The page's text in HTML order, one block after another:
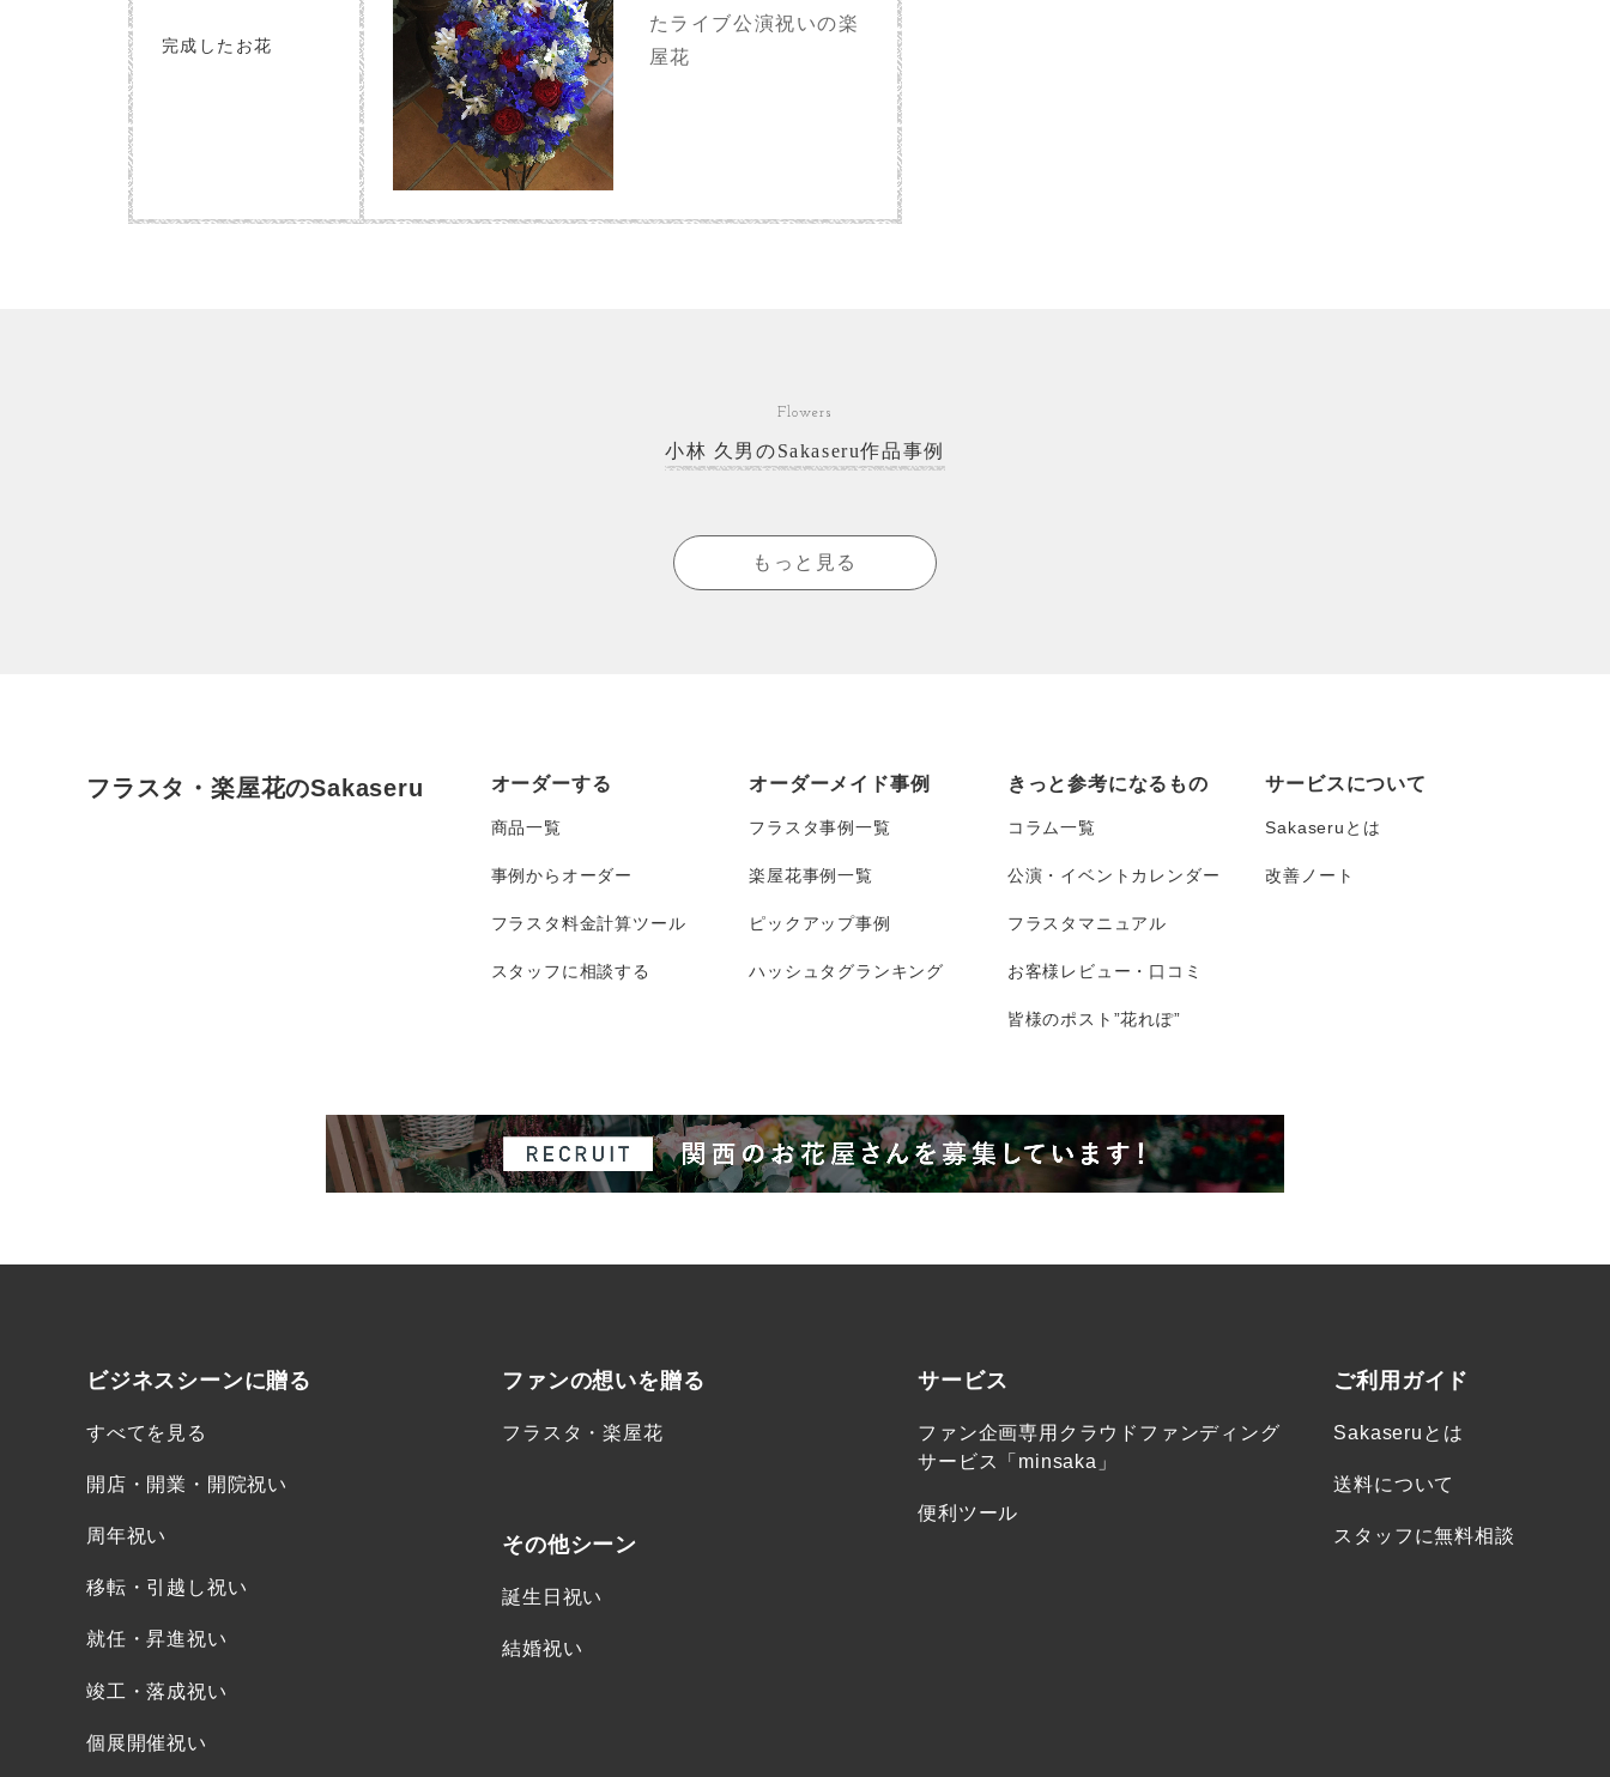
完成したお花
たライブ公演祝いの楽
屋花
Flowers
小林 久男のSakaseru作品事例
もっと見る
フラスタ・楽屋花のSakaseru オーダーする
商品一覧
事例からオーダー
フラスタ料金計算ツール
スタッフに相談する
オーダーメイド事例
フラスタ事例一覧
楽屋花事例一覧
ピックアップ事例
ハッシュタグランキング
きっと参考になるもの
コラム一覧
公演・イベントカレンダー
フラスタマニュアル
お客様レビュー・口コミ
皆様のポスト”花れぽ”
サービスについて
Sakaseruとは
改善ノート
ビジネスシーンに贈る
すべてを見る
開店・開業・開院祝い
周年祝い
移転・引越し祝い
就任・昇進祝い
竣工・落成祝い
個展開催祝い
ファンの想いを贈る
フラスタ・楽屋花
その他シーン
誕生日祝い
結婚祝い
サービス
ファン企画専用クラウドファンディング
サービス「minsaka」
便利ツール
ご利用ガイド
Sakaseruとは
送料について
スタッフに無料相談